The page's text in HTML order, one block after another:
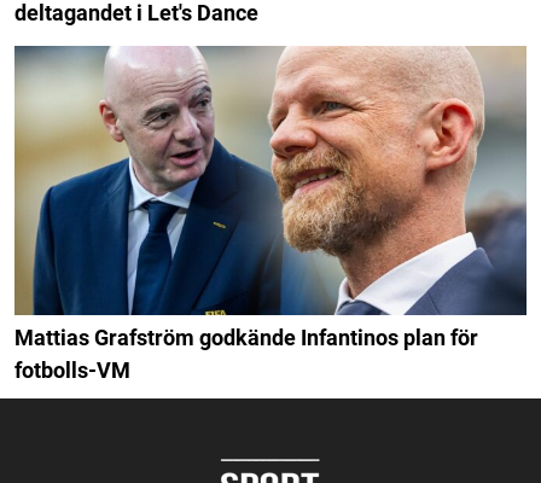
deltagandet i Let's Dance
Mattias Grafström godkände Infantinos plan för
fotbolls-VM